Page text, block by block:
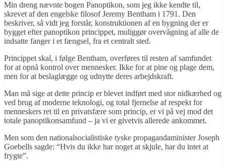
Min dreng nævnte bogen Panoptikon, som jeg ikke kendte til,
skrevet af den engelske filosof Jeremy Bentham i 1791. Den
beskriver, så vidt jeg forstår, konstruktionen af en bygning der er
bygget efter panoptikon princippet, muliggør overvågning af alle de
indsatte fanger i et fængsel, fra et centralt sted.
Princippet skal, i følge Bentham, overføres til resten af samfundet
for at opnå kontrol over mennesker. Ikke for at pine og plage dem,
men for at beslaglægge og udnytte deres arbejdskraft.
Man må sige at dette princip er blevet indført med stor nidkærhed og
ved brug af moderne teknologi, og total fjernelse af respekt for
menneskers ret til en privatsfære som princip, er vi på vej mod det
totale panoptikonsamfund – ja vi er givetvis allerede ankommet.
Men som den nationalsocialistiske tyske propagandaminister Joseph
Goebells sagde: “Hvis du ikke har noget at skjule, har du intet at
frygte”.